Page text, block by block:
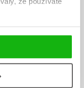
osobních údajů
Přihlásit se